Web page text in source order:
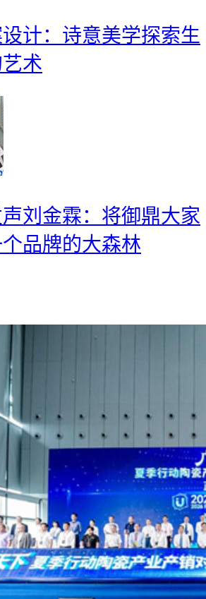
计：诗意美学探索生
术
刘金霖：将御鼎大家
品牌的大森林